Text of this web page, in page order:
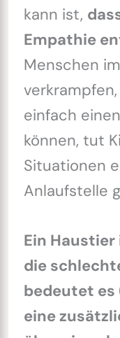
kann ist,
Empathie
Menschen
einfach
können, tut
Situationen
Anlaufstelle
Ein
die
bedeutet es
eine